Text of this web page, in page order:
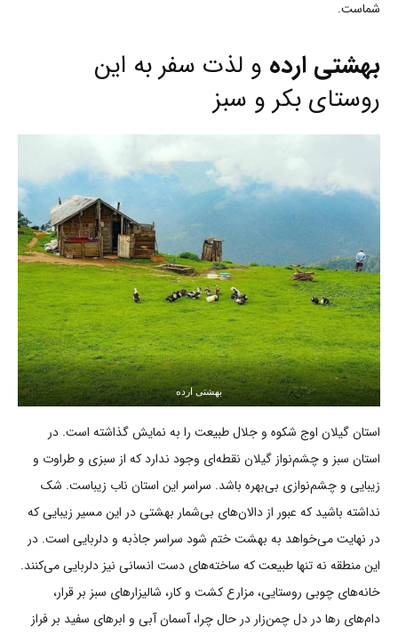
شماست.
بهشتی ارده و لذت سفر به این
روستای بکر و سبز
بهشتی ارده
استان گیلان اوج شکوه و جلال طبیعت را به نمایش گذاشته است. در
استان سبز و چشم‌نواز گیلان نقطه‌ای وجود ندارد که از سبزی و طراوت و
زیبایی و چشم‌نوازی بی‌بهره باشد. سراسر این استان ناب زیباست. شک
نداشته باشید که عبور از دالان‌های بی‌شمار بهشتی در این مسیر زیبایی که
در نهایت می‌خواهد به بهشت ختم شود سراسر جاذبه و دلربایی است. در
این منطقه نه تنها طبیعت که ساخته‌های دست انسانی نیز دلربایی می‌کنند.
خانه‌های چوبی روستایی، مزارع کشت و کار، شالیزارهای سبز بر قرار،
دام‌های رها در دل چمن‌زار در حال چرا، آسمان آبی و ابرهای سفید بر فراز